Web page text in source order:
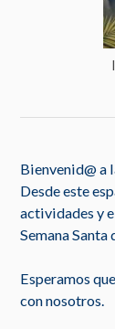
Bienvenid@ a
Desde este
actividades y
Semana Santa
Esperamos
con nosotros.